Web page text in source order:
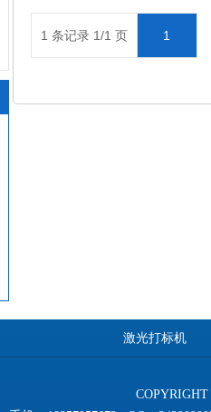
1 条记录 1/1 页 1
激光打标机